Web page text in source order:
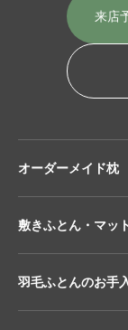
来店
オーダーメイド枕
敷きふとん・マッ
羽毛ふとんのお手